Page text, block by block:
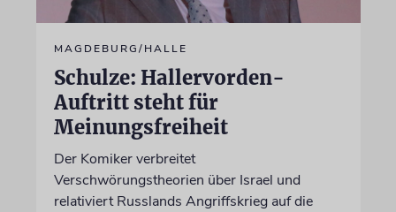
MAGDEBURG/HALLE
Schulze: Hallervorden-
Auftritt steht für
Meinungsfreiheit
Der Komiker verbreitet
Verschwörungstheorien über Israel und
relativiert Russlands Angriffskrieg auf die